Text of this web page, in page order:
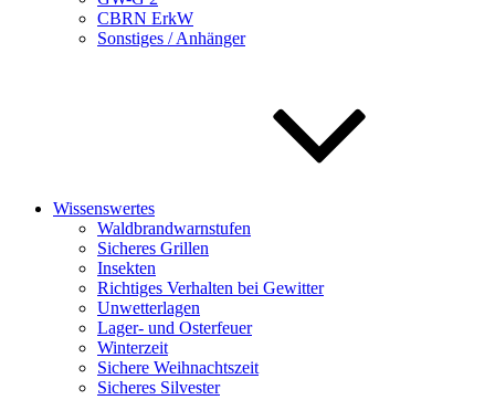
CBRN ErkW
Sonstiges / Anhänger
Wissenswertes
Waldbrandwarnstufen
Sicheres Grillen
Insekten
Richtiges Verhalten bei Gewitter
Unwetterlagen
Lager- und Osterfeuer
Winterzeit
Sichere Weihnachtszeit
Sicheres Silvester